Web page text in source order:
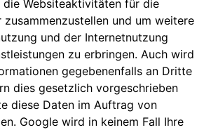
die Websiteaktivitäten für die
und um weitere
und der Internetnutzung
zu erbringen. Auch wird
gegebenenfalls an Dritte
dies gesetzlich vorgeschrieben
diese Daten im Auftrag von
Google wird in keinem Fall Ihre